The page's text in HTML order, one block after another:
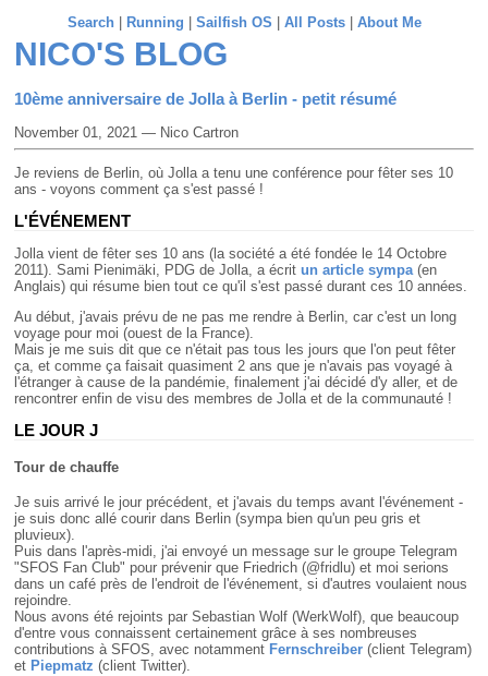
Search| Running Sailfish OS All Posts| About Me
NICO'S BLOG
10ème anniversaire de Jolla à Berlin - petit résumé
November 01, 2021 — Nico Cartron
Je reviens de Berlin, où Jolla a tenu une conférence pour fêter ses 10
ans - voyons comment ça s'est passé !
L'ÉVÉNEMENT
Jolla vient de fêter ses 10 ans (la société a été fondée le 14 Octobre
2011). Sami Pienimäki, PDG de Jolla, a écrit un article sympa (en
Anglais) qui résume bien tout ce qu'il s'est passé durant ces 10 années.
Au début, j'avais prévu de ne pas me rendre à Berlin, car c'est un long
voyage pour moi (ouest de la France).
Mais je me suis dit que ce n'était pas tous les jours que l'on peut fêter
ça, et comme ça faisait quasiment 2 ans que je n'avais pas voyagé à
l'étranger à cause de la pandémie, finalement j'ai décidé d'y aller, et de
rencontrer enfin de visu des membres de Jolla et de la communauté !
LE JOUR J
Tour de chauffe
Je suis arrivé le jour précédent, et j'avais du temps avant l'événement -
je suis donc allé courir dans Berlin (sympa bien qu'un peu gris et
pluvieux).
Puis dans l'après-midi, j'ai envoyé un message sur le groupe Telegram
"SFOS Fan Club" pour prévenir que Friedrich (@fridlu) et moi serions
dans un café près de l'endroit de l'événement, si d'autres voulaient nous
rejoindre.
Nous avons été rejoints par Sebastian Wolf (WerkWolf), que beaucoup
d'entre vous connaissent certainement grâce à ses nombreuses
contributions à SFOS, avec notamment Fernschreiber (client Telegram)
et Piepmatz (client Twitter).